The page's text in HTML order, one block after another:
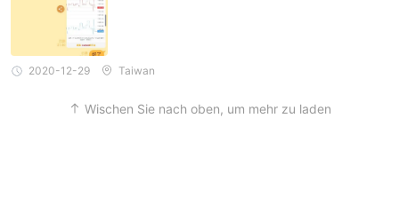
2020-12-29 Taiwan
Wischen Sie nach oben, um mehr zu laden